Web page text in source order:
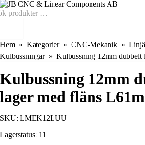
Hem Kategorier CNC-Mekanik
Kulbussningar
Kulbussning 12mm dubbelt
Kulbussning 12mm
lager med fläns
SKU: LMEK12LUU
Lagerstatus: 11